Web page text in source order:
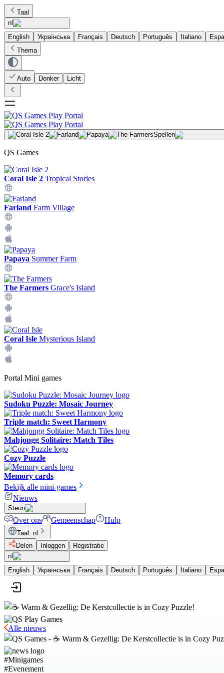
Taal
nl
English
Українська Français Deutsch Português Italiano
Thema
Auto Donker Licht
Spellen
QS Games
Coral Isle 2 Tropical Stories
Farland Farm Village
Papaya Summer Farm
The Farmers Grace's Island
Coral Isle Mysterious Island
Portal Mini games
Sudoku Puzzle: Mosaic Journey
Triple match: Sweet Harmony
Mahjongg Solitaire: Match Tiles
Cozy Puzzle
Memory cards
Bekijk alle mini-games
Nieuws
Steun
Over ons Gemeenschap Hulp
Taal : nl
Delen
Inloggen
Registratie
nl
English
Українська Français Deutsch Português Italiano
Alle nieuws
#Minigames
#Evenement